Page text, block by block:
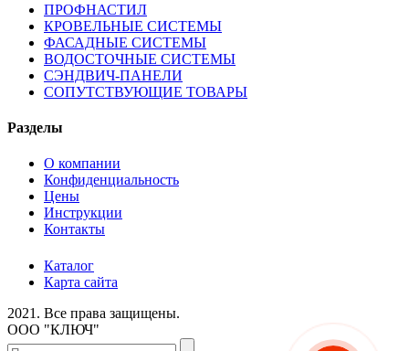
ПРОФНАСТИЛ
КРОВЕЛЬНЫЕ СИСТЕМЫ
ФАСАДНЫЕ СИСТЕМЫ
ВОДОСТОЧНЫЕ СИСТЕМЫ
СЭНДВИЧ-ПАНЕЛИ
СОПУТСТВУЮЩИЕ ТОВАРЫ
Разделы
О компании
Конфиденциальность
Цены
Инструкции
Контакты
Каталог
Карта сайта
2021. Все права защищены.
ООО "КЛЮЧ"